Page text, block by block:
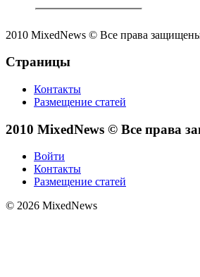
2010 MixedNews © Все права
Страницы
Контакты
Размещение статей
2010 MixedNews © Все права
Войти
Контакты
Размещение статей
© 2026 MixedNews